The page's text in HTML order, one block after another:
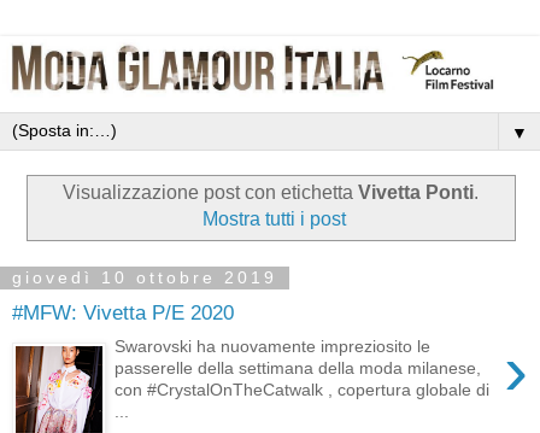
▼
Visualizzazione post con etichetta Vivetta Ponti.
Mostra tutti i post
giovedì 10 ottobre 2019
#MFW: Vivetta P/E 2020
›
Swarovski ha nuovamente impreziosito le
passerelle della settimana della moda milanese,
con #CrystalOnTheCatwalk , copertura globale di
...